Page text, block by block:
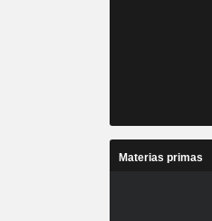
Materias primas